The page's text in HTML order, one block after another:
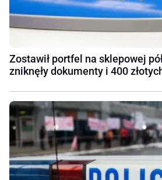
Zostawił portfel na sklepowej
zniknęły dokumenty i 400